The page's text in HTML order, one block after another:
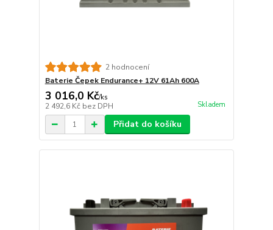
2 hodnocení
Baterie Čepek Endurance+ 12V 61Ah 600A
3 016,0 Kč/ks
2 492,6 Kč bez DPH Skladem
Přidat do košíku